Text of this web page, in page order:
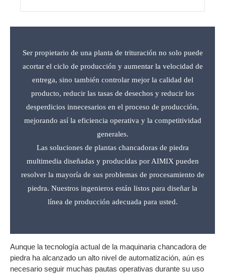
Ser propietario de una planta de trituración no solo puede
acortar el ciclo de producción y aumentar la velocidad de
entrega, sino también controlar mejor la calidad del
producto, reducir las tasas de desechos y reducir los
desperdicios innecesarios en el proceso de producción,
mejorando así la eficiencia operativa y la competitividad
generales.
Las soluciones de plantas chancadoras de piedra
multimedia diseñadas y producidas por AIMIX pueden
resolver la mayoría de sus problemas de procesamiento de
piedra. Nuestros ingenieros están listos para diseñar la
línea de producción adecuada para usted.
Aunque la tecnología actual de la maquinaria chancadora de
piedra ha alcanzado un alto nivel de automatización, aún es
necesario seguir muchas pautas operativas durante su uso